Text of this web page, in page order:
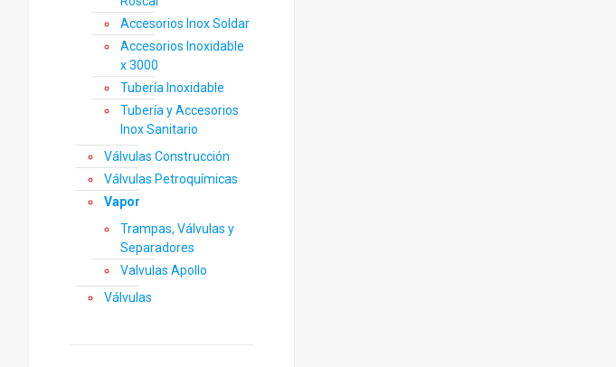
Accesorios Inox Soldar
Accesorios Inoxidable
x 3000
Tubería Inoxidable
Tubería y Accesorios
Inox Sanitario
Válvulas Construcción
Válvulas Petroquímicas
Vapor
Trampas, Válvulas y
Separadores
Valvulas Apollo
Válvulas